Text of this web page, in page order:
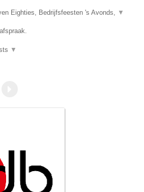
Eighties, Bedrijfsfeesten 's Avonds, ▼
▼